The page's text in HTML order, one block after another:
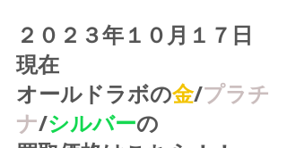
２０２３年１０月１７日
現在
オールドラボの金/プラチ
ナ/シルバーの